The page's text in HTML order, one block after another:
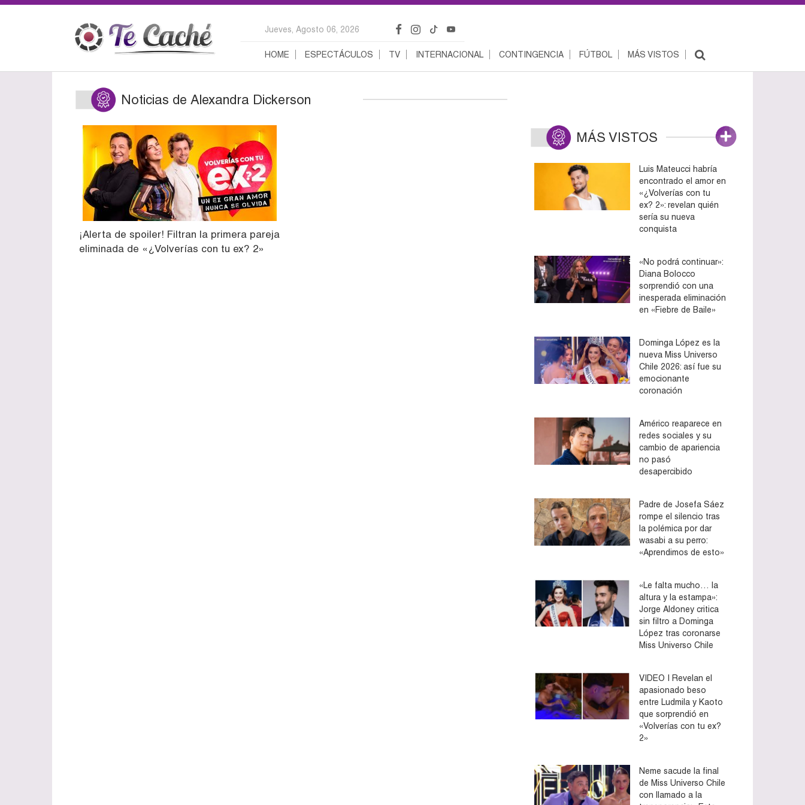
Jueves, Agosto 06, 2026
HOME ESPECTÁCULOS TV INTERNACIONAL CONTINGENCIA FÚTBOL MÁS VISTOS
Noticias de Alexandra Dickerson
¡Alerta de spoiler! Filtran la primera pareja
eliminada de «¿Volverías con tu ex? 2»
MÁS VISTOS
Luis Mateucci habría
encontrado el amor en
«¿Volverías con tu
ex? 2»: revelan quién
sería su nueva
conquista
«No podrá continuar»:
Diana Bolocco
sorprendió con una
inesperada eliminación
en «Fiebre de Baile»
Dominga López es la
nueva Miss Universo
Chile 2026: así fue su
emocionante
coronación
Américo reaparece en
redes sociales y su
cambio de apariencia
no pasó
desapercibido
Padre de Josefa Sáez
rompe el silencio tras
la polémica por dar
wasabi a su perro:
«Aprendimos de esto»
«Le falta mucho… la
altura y la estampa»:
Jorge Aldoney critica
sin filtro a Dominga
López tras coronarse
Miss Universo Chile
VIDEO | Revelan el
apasionado beso
entre Ludmila y Kaoto
que sorprendió en
«Volverías con tu ex?
2»
Neme sacude la final
de Miss Universo Chile
con llamado a la